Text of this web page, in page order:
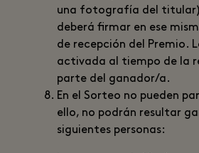
una fotografía del
deberá firmar en ese
de recepción del Premio.
activada al tiempo de la
parte del ganador/a.
En el Sorteo no pueden
ello, no podrán resultar
siguientes personas: